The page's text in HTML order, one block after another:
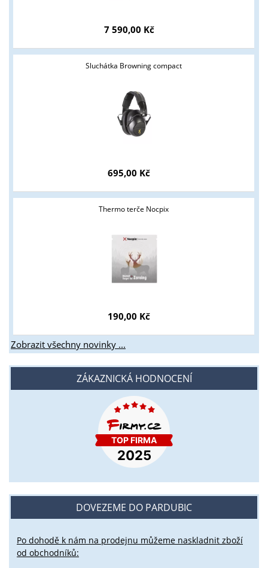
7 590,00 Kč
Sluchátka Browning compact
695,00 Kč
Thermo terče Nocpix
190,00 Kč
Zobrazit všechny novinky ...
ZÁKAZNICKÁ HODNOCENÍ
DOVEZEME DO PARDUBIC
Po dohodě k nám na prodejnu můžeme naskladnit zboží
od obchodníků:
podnikatelům v oblasti zbraně a střelivo. Splňujete tyto
podmínky?
ANO